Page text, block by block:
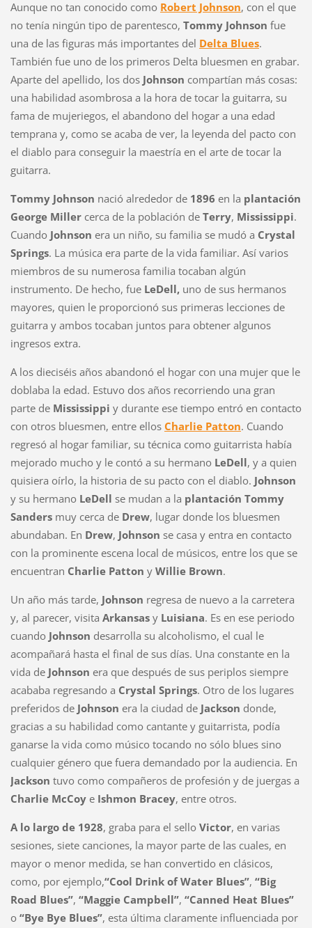
Aunque no tan conocido como Robert Johnson, con el que
no tenía ningún tipo de parentesco, Tommy Johnson fue
una de las figuras más importantes del Delta Blues.
También fue uno de los primeros Delta bluesmen en grabar.
Aparte del apellido, los dos Johnson compartían más cosas:
una habilidad asombrosa a la hora de tocar la guitarra, su
fama de mujeriegos, el abandono del hogar a una edad
temprana y, como se acaba de ver, la leyenda del pacto con
el diablo para conseguir la maestría en el arte de tocar la
guitarra.
Tommy Johnson nació alrededor de 1896 en la plantación
George Millercerca de la población de Terry, Mississippi.
Cuando Johnson era un niño, su familia se mudó a Crystal
Springs. La música era parte de la vida familiar. Así varios
miembros de su numerosa familia tocaban algún
instrumento. De hecho, fue LeDell,uno de sus hermanos
mayores, quien le proporcionó sus primeras lecciones de
guitarra y ambos tocaban juntos para obtener algunos
ingresos extra.
A los dieciséis años abandonó el hogar con una mujer que le
doblaba la edad. Estuvo dos años recorriendo una gran
parte de Mississippi y durante ese tiempo entró en contacto
con otros bluesmen, entre ellos Charlie Patton. Cuando
regresó al hogar familiar, su técnica como guitarrista había
mejorado mucho y le contó a su hermano LeDell, y a quien
quisiera oírlo, la historia de su pacto con el diablo. Johnson
y su hermano LeDell se mudan a la plantación Tommy
Sandersmuy cerca de Drew, lugar donde los bluesmen
abundaban. En Drew, Johnson se casa y entra en contacto
con la prominente escena local de músicos, entre los que se
encuentran Charlie Patton y Willie Brown.
Un año más tarde, Johnson regresa de nuevo a la carretera
y, al parecer, visita Arkansasy Luisiana. Es en ese periodo
cuando Johnson desarrolla su alcoholismo, el cual le
acompañará hasta el final de sus días. Una constante en la
vida de Johnson era que después de sus periplos siempre
acababa regresando a Crystal Springs. Otro de los lugares
preferidos de Johnson era la ciudad de Jackson donde,
gracias a su habilidad como cantante y guitarrista, podía
ganarse la vida como músico tocando no sólo blues sino
cualquier género que fuera demandado por la audiencia. En
Jackson tuvo como compañeros de profesión y de juergas a
Charlie McCoy e Ishmon Bracey, entre otros.
A lo largo de 1928, graba para el selloVictor, en varias
sesiones, siete canciones, la mayor parte de las cuales, en
mayor o menor medida, se han convertido en clásicos,
como, por ejemplo,“Cool Drink of Water Blues”, “Big
Road Blues”, “Maggie Campbell”, “Canned Heat Blues”
o “Bye Bye Blues”, esta última claramente influenciada por